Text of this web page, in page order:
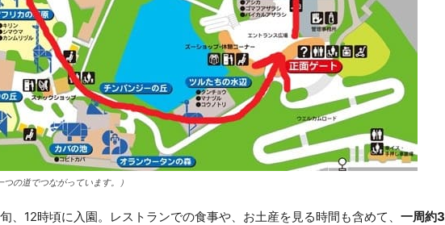
つの道でつながっています。）
、12時頃に入園。レストランでの食事や、お土産を見る時間も含めて、 一周約3